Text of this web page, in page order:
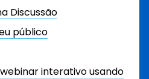
Discussão
público
interativo usando